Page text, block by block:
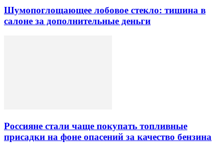
Шумопоглощающее лобовое стекло: тишина в
салоне за дополнительные деньги
Россияне стали чаще покупать топливные
присадки на фоне опасений за качество бензина